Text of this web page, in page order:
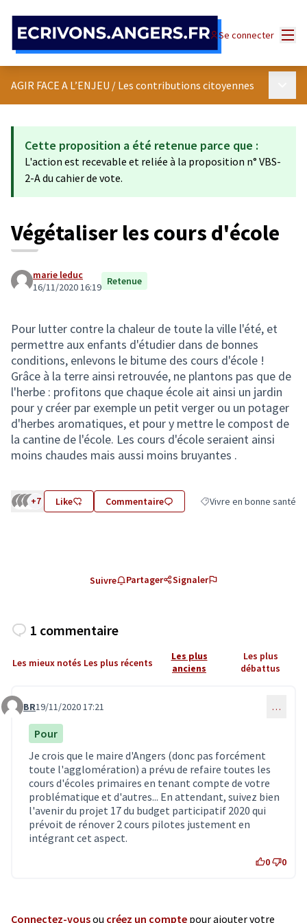
Se connecter
AGIR FACE A L’ENJEU / Les contributions citoyennes
Cette proposition a été retenue parce que :
L'action est recevable et reliée à la proposition n° VBS-
2-A du cahier de vote.
Végétaliser les cours d'école
marie leduc
16/11/2020 16:19 Retenue
Pour lutter contre la chaleur de toute la ville l'été, et
permettre aux enfants d'étudier dans de bonnes
conditions, enlevons le bitume des cours d'école !
Grâce à la terre ainsi retrouvée, ne plantons pas que de
l'herbe : profitons que chaque école ait ainsi un jardin
pour y créer par exemple un petit verger ou un potager
d'herbes aromatiques, et pour y mettre le compost de
la cantine de l'école. Les cours d'école seraient ainsi
moins chaudes mais aussi moins bruyantes .
+7 Like Commentaire Filtrer les résultats de la
Vivre en bonne santé
Suivre Partager Signaler
1 commentaire
Les mieux notés Les plus récents
Les plus
anciens
Les plus
débattus
Commentaire 2226
BR19/11/2020 17:21 …
Pour
Je crois que le maire d'Angers (donc pas forcément
toute l'agglomération) a prévu de refaire toutes les
cours d'écoles primaires en tenant compte de votre
problématique et d'autres... En attendant, suivez bien
l'avenir du projet 17 du budget participatif 2020 qui
prévoit de rénover 2 cours pilotes justement en
intégrant cet aspect.
0 0
Connectez-vousou créez un compte pour ajouter votre